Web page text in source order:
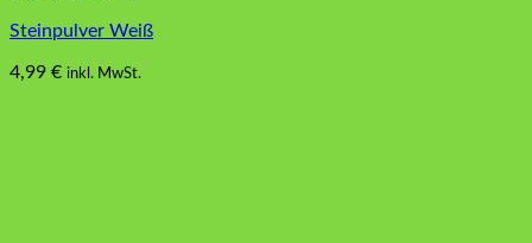
Steinpulver Weiß
4,99 € inkl. MwSt.